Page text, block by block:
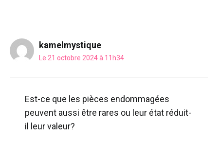
kamelmystique
Le 21 octobre 2024 à 11h34
Est-ce que les pièces endommagées
peuvent aussi être rares ou leur état réduit-
il leur valeur?